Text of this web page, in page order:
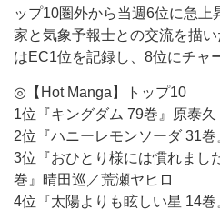
ップ10圏外から当週6位に急上
家と気象予報士との交流を描い
はEC1位を記録し、8位にチャ
◎【Hot Manga】トップ10
1位『キングダム 79巻』原泰久
2位『ハニーレモンソーダ 31
3位『おひとり様には慣れまし
巻』晴田巡／荒瀬ヤヒロ
4位『太陽よりも眩しい星 14